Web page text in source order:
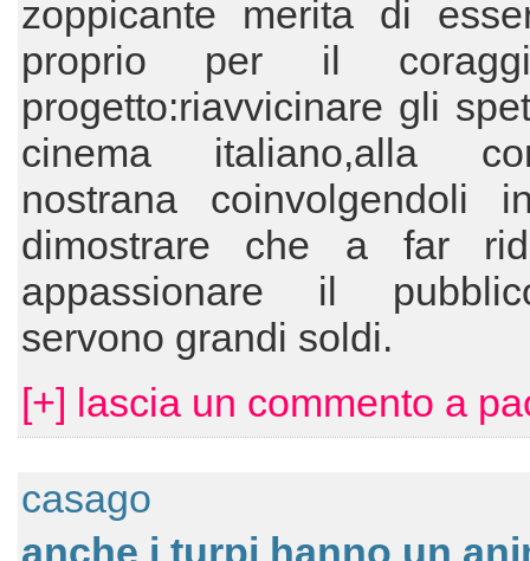
zoppicante merita di
proprio per il
progetto:riavvicinare gli
cinema italiano,alla
nostrana coinvolgendoli
dimostrare che a far
appassionare il
servono grandi soldi.
[+] lascia un commento a
casago
anche i turpi hanno un